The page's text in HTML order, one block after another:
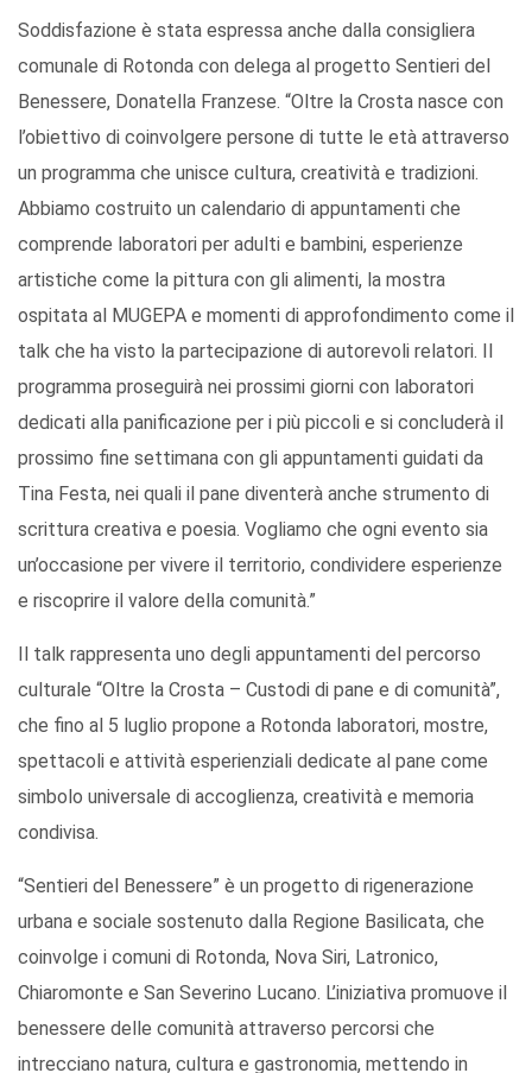
Soddisfazione è stata espressa anche dalla consigliera
comunale di Rotonda con delega al progetto Sentieri del
Benessere, Donatella Franzese. “Oltre la Crosta nasce con
l’obiettivo di coinvolgere persone di tutte le età attraverso
un programma che unisce cultura, creatività e tradizioni.
Abbiamo costruito un calendario di appuntamenti che
comprende laboratori per adulti e bambini, esperienze
artistiche come la pittura con gli alimenti, la mostra
ospitata al MUGEPA e momenti di approfondimento come il
talk che ha visto la partecipazione di autorevoli relatori. Il
programma proseguirà nei prossimi giorni con laboratori
dedicati alla panificazione per i più piccoli e si concluderà il
prossimo fine settimana con gli appuntamenti guidati da
Tina Festa, nei quali il pane diventerà anche strumento di
scrittura creativa e poesia. Vogliamo che ogni evento sia
un’occasione per vivere il territorio, condividere esperienze
e riscoprire il valore della comunità.”
Il talk rappresenta uno degli appuntamenti del percorso
culturale “Oltre la Crosta – Custodi di pane e di comunità”,
che fino al 5 luglio propone a Rotonda laboratori, mostre,
spettacoli e attività esperienziali dedicate al pane come
simbolo universale di accoglienza, creatività e memoria
condivisa.
“Sentieri del Benessere” è un progetto di rigenerazione
urbana e sociale sostenuto dalla Regione Basilicata, che
coinvolge i comuni di Rotonda, Nova Siri, Latronico,
Chiaromonte e San Severino Lucano. L’iniziativa promuove il
benessere delle comunità attraverso percorsi che
intrecciano natura, cultura e gastronomia, mettendo in